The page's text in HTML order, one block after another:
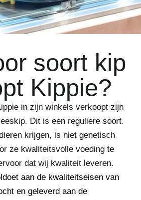
soort kip
Kippie?
in zijn winkels verkoopt zijn
Dit is een reguliere soort.
krijgen, is niet genetisch
ze kwaliteitsvolle voeding te
dat wij kwaliteit leveren.
aan de kwaliteitseisen van
en geleverd aan de